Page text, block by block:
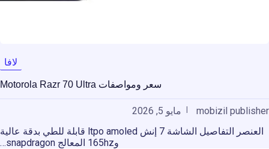
لافا
سعر ومواصفات Motorola Razr 70 Ultra
mobizil publisher
مايو 5, 2026
العنصر التفاصيل الشاشة 7 إنش ltpo amoled قابلة للطي بدقة عالية
و165hz المعالج snapdragon…